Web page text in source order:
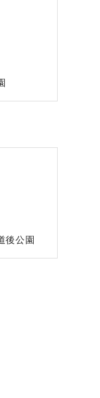
後公園